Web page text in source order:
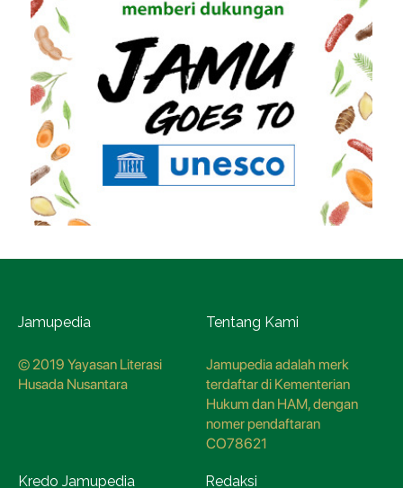
Jamupedia
© 2019 Yayasan Literasi
Husada Nusantara
Tentang Kami
Jamupedia adalah merk
terdaftar di Kementerian
Hukum dan HAM, dengan
nomer pendaftaran
CO78621
Kredo Jamupedia Redaksi